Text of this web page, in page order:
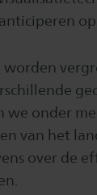
onder
van het
over de